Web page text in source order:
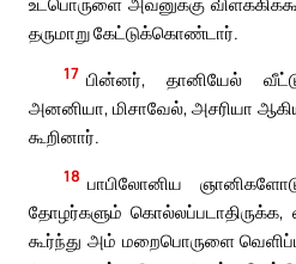
தருமாறு கேட்டுக்கொண்டார்.
17 பின்னர், தானியேல்
அனனியா, மிசாவேல், அசரியா
கூறினார்.
18 பாபிலோனிய
தோழர்களும்
கூர்ந்து அம் மறைபொருளை